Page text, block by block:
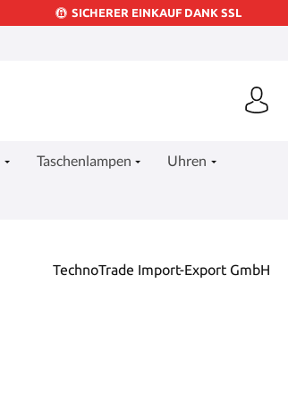
SICHERER EINKAUF DANK SSL
Taschenlampen Uhren
TechnoTrade Import-Export GmbH